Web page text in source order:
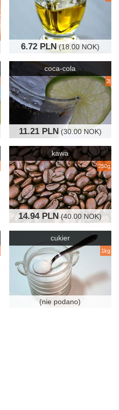
6.72 PLN(18.00 NOK)
coca-cola
2l
11.21 PLN (30.00 NOK)
kawa
250g
14.94 PLN (40.00 NOK)
cukier
1kg
(nie podano)